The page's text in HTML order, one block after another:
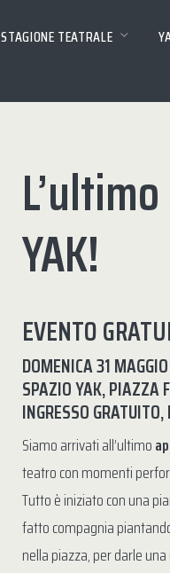
STAGIONE TEATRALE
YAK!
EVENTO
DOMENICA 31
SPAZIO YAK, PIAZZA
INGRESSO
Siamo arrivati all’ultimo
teatro con momenti
Tutto è iniziato con una
fatto compagnia
nella piazza, per darle